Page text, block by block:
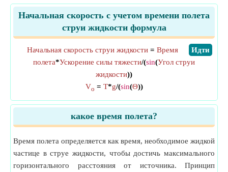
Начальная скорость с учетом времени полета
струи жидкости формула
​Идти
Начальная скорость струи жидкости= Время
полета*Ускорение силы тяжести/(sin(Угол струи
жидкости))
Vo = T*g/(sin(Θ))
какое время полета?
Время полета определяется как время, необходимое жидкой
частице в струе жидкости, чтобы достичь максимального
горизонтального расстояния от источника. Принцип